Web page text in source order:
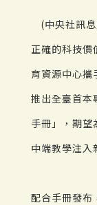
(中央社訊
正確的科技價
育資源中心攜
推出全臺首本
手冊」，期望
中端教學注入
配合手冊發布